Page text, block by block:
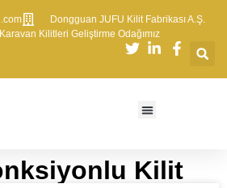
​Dongguan JUFU Kilit Fabrikası A.Ş.
Karavan Kilitleri Geliştirme Odağımız
Kilit​​